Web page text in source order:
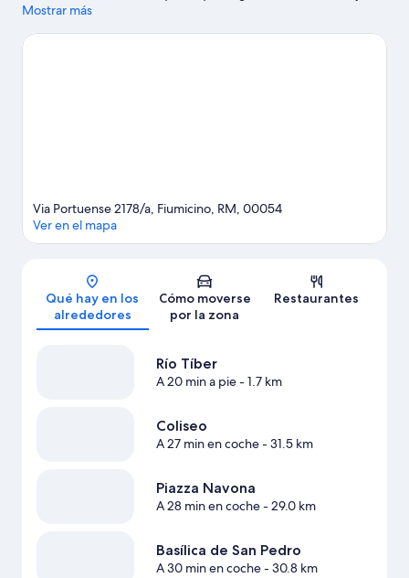
Basílica de San Pedro, aunque tampoco puede faltar un toque
disfrutar de un evento especial? Puedes consultar el calendario
Mostrar más
Mapa
Via Portuense 2178/a, Fiumicino, RM, 00054
Ver en el mapa
Qué hay en los
alrededores
Cómo moverse
por la zona
Restaurantes
Río Tíber
A 20 min a pie- 1.7 km
Coliseo
A 27 min en coche- 31.5 km
Piazza Navona
A 28 min en coche- 29.0 km
Basílica de San Pedro
A 30 min en coche- 30.8 km